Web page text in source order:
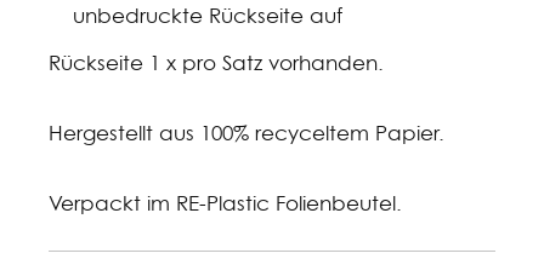
unbedruckte Rückseite auf
Rückseite 1 x pro Satz vorhanden.
Hergestellt aus 100% recyceltem Papier.
Verpackt im RE-Plastic Folienbeutel.